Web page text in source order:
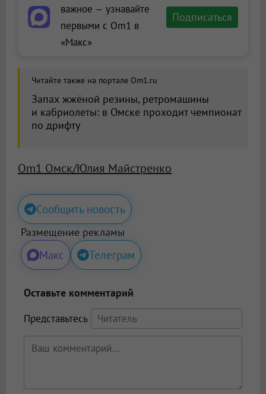
важное — узнавайте
первыми с Om1 в
«Макс»
Подписаться
Читайте также на портале Om1.ru
Запах жжёной резины, ретромашины
и кабриолеты: в Омске проходит чемпионат
по дрифту
Om1 Омск/Юлия Майстренко
Сообщить новость
Размещение рекламы
Макс Телеграм
Оставьте комментарий
Представьтесь